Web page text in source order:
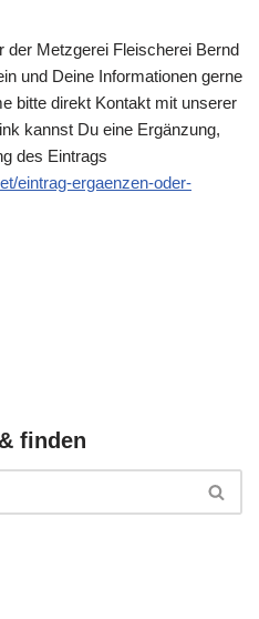
der Metzgerei Fleischerei Bernd
und Deine Informationen gerne
bitte direkt Kontakt mit unserer
kannst Du eine Ergänzung,
des Eintrags
eintrag-ergaenzen-oder-
finden